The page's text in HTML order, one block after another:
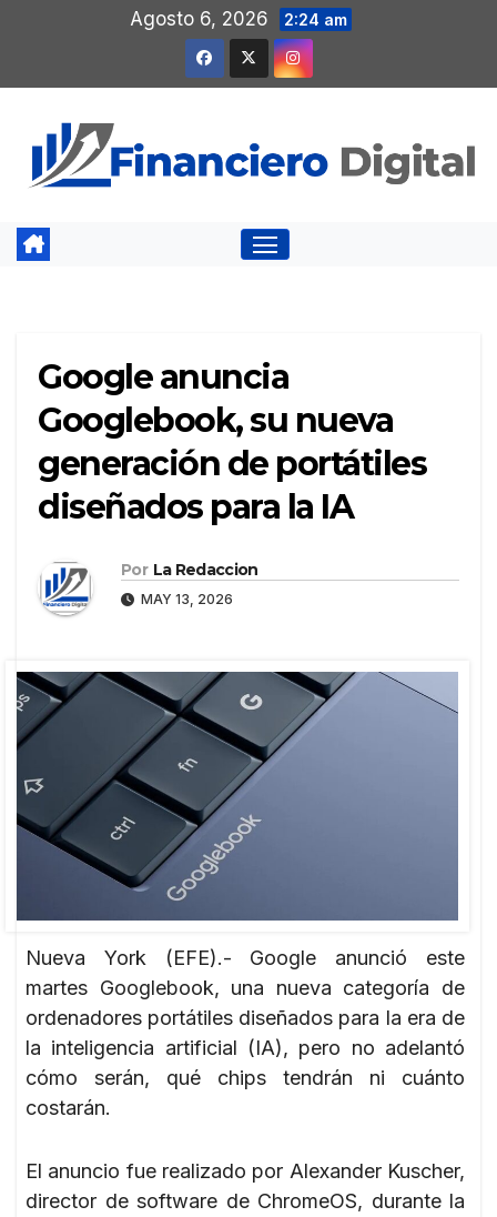
contenido
Agosto 6, 2026 2:24 am
Google anuncia
Googlebook, su nueva
generación de portátiles
diseñados para la IA
Por La Redaccion
MAY 13, 2026
Nueva York (EFE).- Google anunció este
martes Googlebook, una nueva categoría de
ordenadores portátiles diseñados para la era de
la inteligencia artificial (IA), pero no adelantó
cómo serán, qué chips tendrán ni cuánto
costarán.
El anuncio fue realizado por Alexander Kuscher,
director de software de ChromeOS, durante la